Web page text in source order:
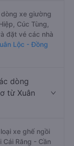
xe giường
Cúc Tùng,
đặt vé các nhà
Lộc - Đồng
dòng
từ Xuân
xe ghế ngồi
Răng - Cần